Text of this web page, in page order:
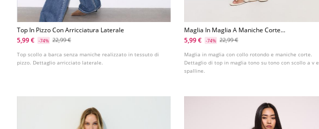
Top In Pizzo Con Arricciatura Laterale
5,99 €
-74% 22,99 €
Top scollo a barca senza maniche realizzato in tessuto di
pizzo. Dettaglio arricciato laterale.
Maglia In Maglia A Maniche Corte
Con Sovrapposizione
5,99 € -74% 22,99 €
Maglia in maglia con collo rotondo e maniche corte.
Dettaglio di top in maglia tono su tono con scollo a v e
spalline.